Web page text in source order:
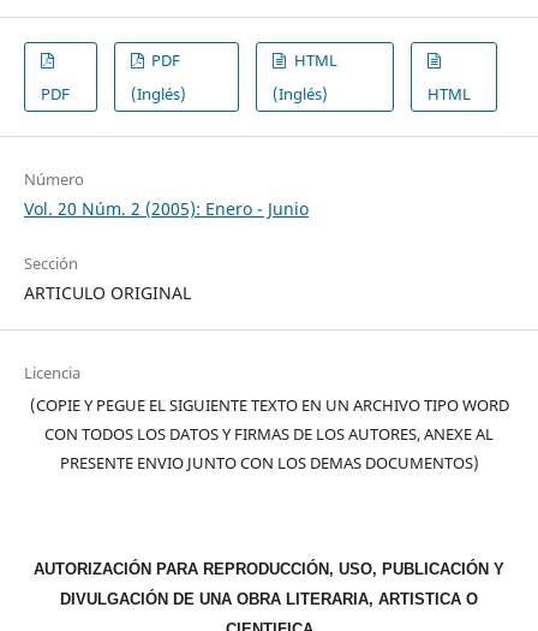
PDF
PDF
(Inglés)
HTML
(Inglés)
HTML
Número
Vol. 20 Núm. 2 (2005): Enero - Junio
Sección
ARTICULO ORIGINAL
Licencia
(COPIE Y PEGUE EL SIGUIENTE TEXTO EN UN ARCHIVO TIPO WORD
CON TODOS LOS DATOS Y FIRMAS DE LOS AUTORES, ANEXE AL
PRESENTE ENVIO JUNTO CON LOS DEMAS DOCUMENTOS)
AUTORIZACIÓN PARA REPRODUCCIÓN, USO, PUBLICACIÓN Y
DIVULGACIÓN DE UNA OBRA LITERARIA, ARTISTICA O